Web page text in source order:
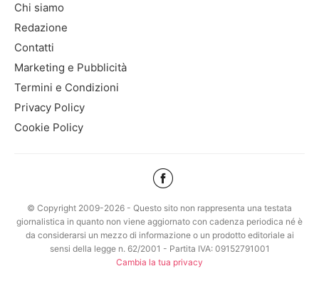
Chi siamo
Redazione
Contatti
Marketing e Pubblicità
Termini e Condizioni
Privacy Policy
Cookie Policy
© Copyright 2009-2026 - Questo sito non rappresenta una testata
giornalistica in quanto non viene aggiornato con cadenza periodica né è
da considerarsi un mezzo di informazione o un prodotto editoriale ai
sensi della legge n. 62/2001 - Partita IVA: 09152791001
Cambia la tua privacy